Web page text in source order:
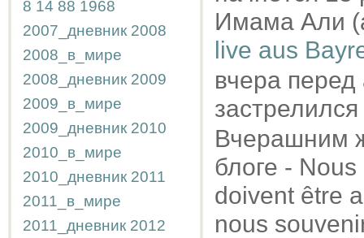
8 14 88 1968
2007_дневник 2008
2008_в_мире
2008_дневник 2009
2009_в_мире
2009_дневник 2010
2010_в_мире
2010_дневник 2011
2011_в_мире
2011_дневник 2012
Имама Али
live aus
вчера
застрелился
Вчерашним
блоге -
doivent être
nous